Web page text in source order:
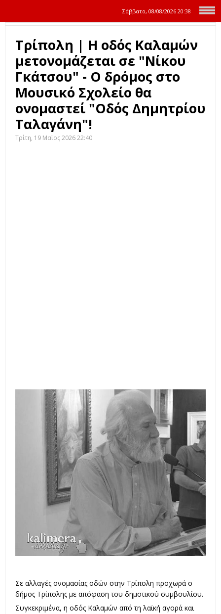
Σάββατο, 08/08/2026 20:38
Τρίπολη | Η οδός Καλαμών
μετονομάζεται σε "Νίκου
Γκάτσου" - Ο δρόμος στο
Μουσικό Σχολείο θα
ονομαστεί "Οδός Δημητρίου
Ταλαγάνη"!
Τρίτη, 19 Μαϊος 2026 22:40
Σε αλλαγές ονομασίας οδών στην Τρίπολη προχωρά ο
δήμος Τρίπολης με απόφαση του δημοτικού συμβουλίου.
Συγκεκριμένα, η οδός Καλαμών από τη λαϊκή αγορά και